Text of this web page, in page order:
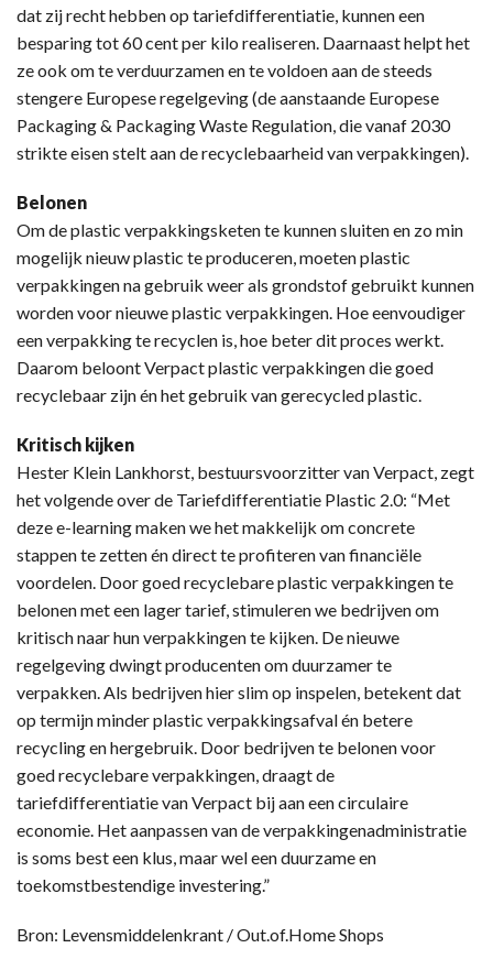
dat zij recht hebben op tariefdifferentiatie, kunnen een
besparing tot 60 cent per kilo realiseren. Daarnaast helpt het
ze ook om te verduurzamen en te voldoen aan de steeds
stengere Europese regelgeving (de aanstaande Europese
Packaging & Packaging Waste Regulation, die vanaf 2030
strikte eisen stelt aan de recyclebaarheid van verpakkingen).
Belonen
Om de plastic verpakkingsketen te kunnen sluiten en zo min
mogelijk nieuw plastic te produceren, moeten plastic
verpakkingen na gebruik weer als grondstof gebruikt kunnen
worden voor nieuwe plastic verpakkingen. Hoe eenvoudiger
een verpakking te recyclen is, hoe beter dit proces werkt.
Daarom beloont Verpact plastic verpakkingen die goed
recyclebaar zijn én het gebruik van gerecycled plastic.
Kritisch kijken
Hester Klein Lankhorst, bestuursvoorzitter van Verpact, zegt
het volgende over de Tariefdifferentiatie Plastic 2.0: “Met
deze e-learning maken we het makkelijk om concrete
stappen te zetten én direct te profiteren van financiële
voordelen. Door goed recyclebare plastic verpakkingen te
belonen met een lager tarief, stimuleren we bedrijven om
kritisch naar hun verpakkingen te kijken. De nieuwe
regelgeving dwingt producenten om duurzamer te
verpakken. Als bedrijven hier slim op inspelen, betekent dat
op termijn minder plastic verpakkingsafval én betere
recycling en hergebruik. Door bedrijven te belonen voor
goed recyclebare verpakkingen, draagt de
tariefdifferentiatie van Verpact bij aan een circulaire
economie. Het aanpassen van de verpakkingenadministratie
is soms best een klus, maar wel een duurzame en
toekomstbestendige investering.”
Bron: Levensmiddelenkrant / Out.of.Home Shops